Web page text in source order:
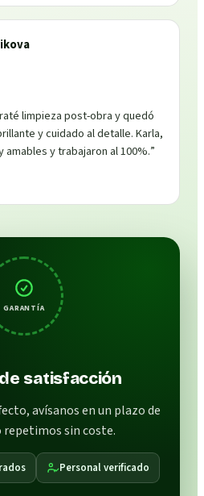
limpieza post-obra y quedó
y cuidado al detalle. Karla,
amables y trabajaron al 100%.”
GARANTÍA
satisfacción
avísanos en un plazo de
repetimos sin coste.
Personal verificado